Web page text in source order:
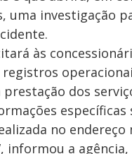
a
y
V
o
s
uma investigação
às
prestação dos
específicas
no endereço
informou a agência,